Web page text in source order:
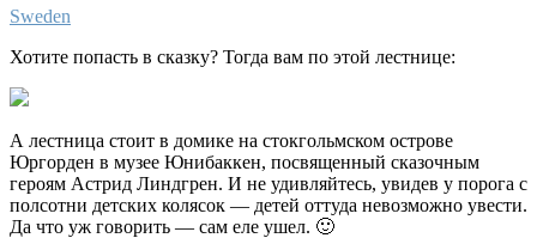
Sweden
Хотите попасть в сказку? Тогда вам по этой лестнице:
А лестница стоит в домике на стокгольмском острове
Юргорден в музее Юнибаккен, посвященный сказочным
героям Астрид Линдгрен. И не удивляйтесь, увидев у порога с
полсотни детских колясок — детей оттуда невозможно увести.
Да что уж говорить — сам еле ушел. 🙂